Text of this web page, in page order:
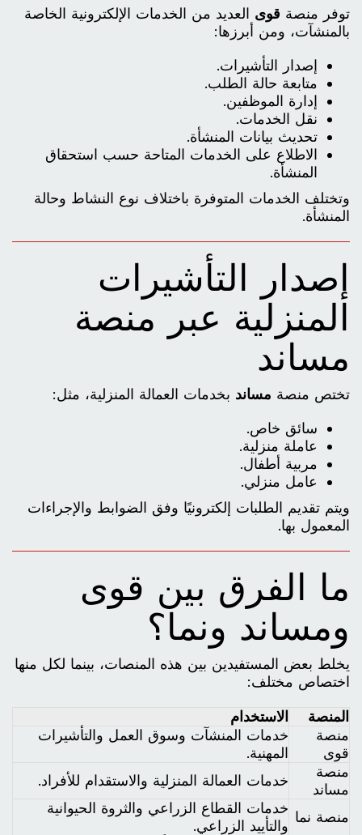
توفر منصة قوى العديد من الخدمات الإلكترونية الخاصة
بالمنشآت، ومن أبرزها:
إصدار التأشيرات.
متابعة حالة الطلب.
إدارة الموظفين.
نقل الخدمات.
تحديث بيانات المنشأة.
الاطلاع على الخدمات المتاحة حسب استحقاق
المنشأة.
وتختلف الخدمات المتوفرة باختلاف نوع النشاط وحالة
المنشأة.
إصدار التأشيرات
المنزلية عبر منصة
مساند
تختص منصة مساند بخدمات العمالة المنزلية، مثل:
سائق خاص.
عاملة منزلية.
مربية أطفال.
عامل منزلي.
ويتم تقديم الطلبات إلكترونيًا وفق الضوابط والإجراءات
المعمول بها.
ما الفرق بين قوى
ومساند ونما؟
يخلط بعض المستفيدين بين هذه المنصات، بينما لكل منها
اختصاص مختلف:
المنصة
الاستخدام
منصة
قوى
خدمات المنشآت وسوق العمل والتأشيرات
المهنية.
منصة
مساند
خدمات العمالة المنزلية والاستقدام للأفراد.
منصة نما
خدمات القطاع الزراعي والثروة الحيوانية
والتأييد الزراعي.